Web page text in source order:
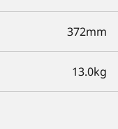
372mm
13.0kg